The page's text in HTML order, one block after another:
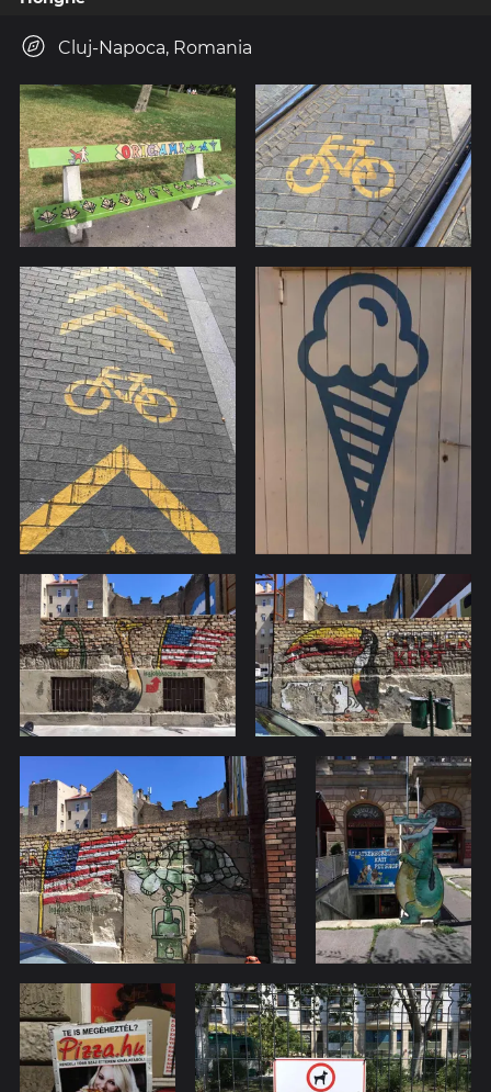
Cluj-Napoca, Romania